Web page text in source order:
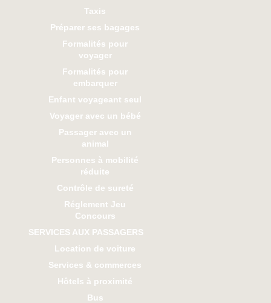
Taxis
Préparer ses bagages
Formalités pour
voyager
Formalités pour
embarquer
Enfant voyageant seul
Voyager avec un bébé
Passager avec un
animal
Personnes à mobilité
réduite
Contrôle de sureté
Réglement Jeu
Concours
SERVICES AUX PASSAGERS
Location de voiture
Services & commerces
Hôtels à proximité
Bus